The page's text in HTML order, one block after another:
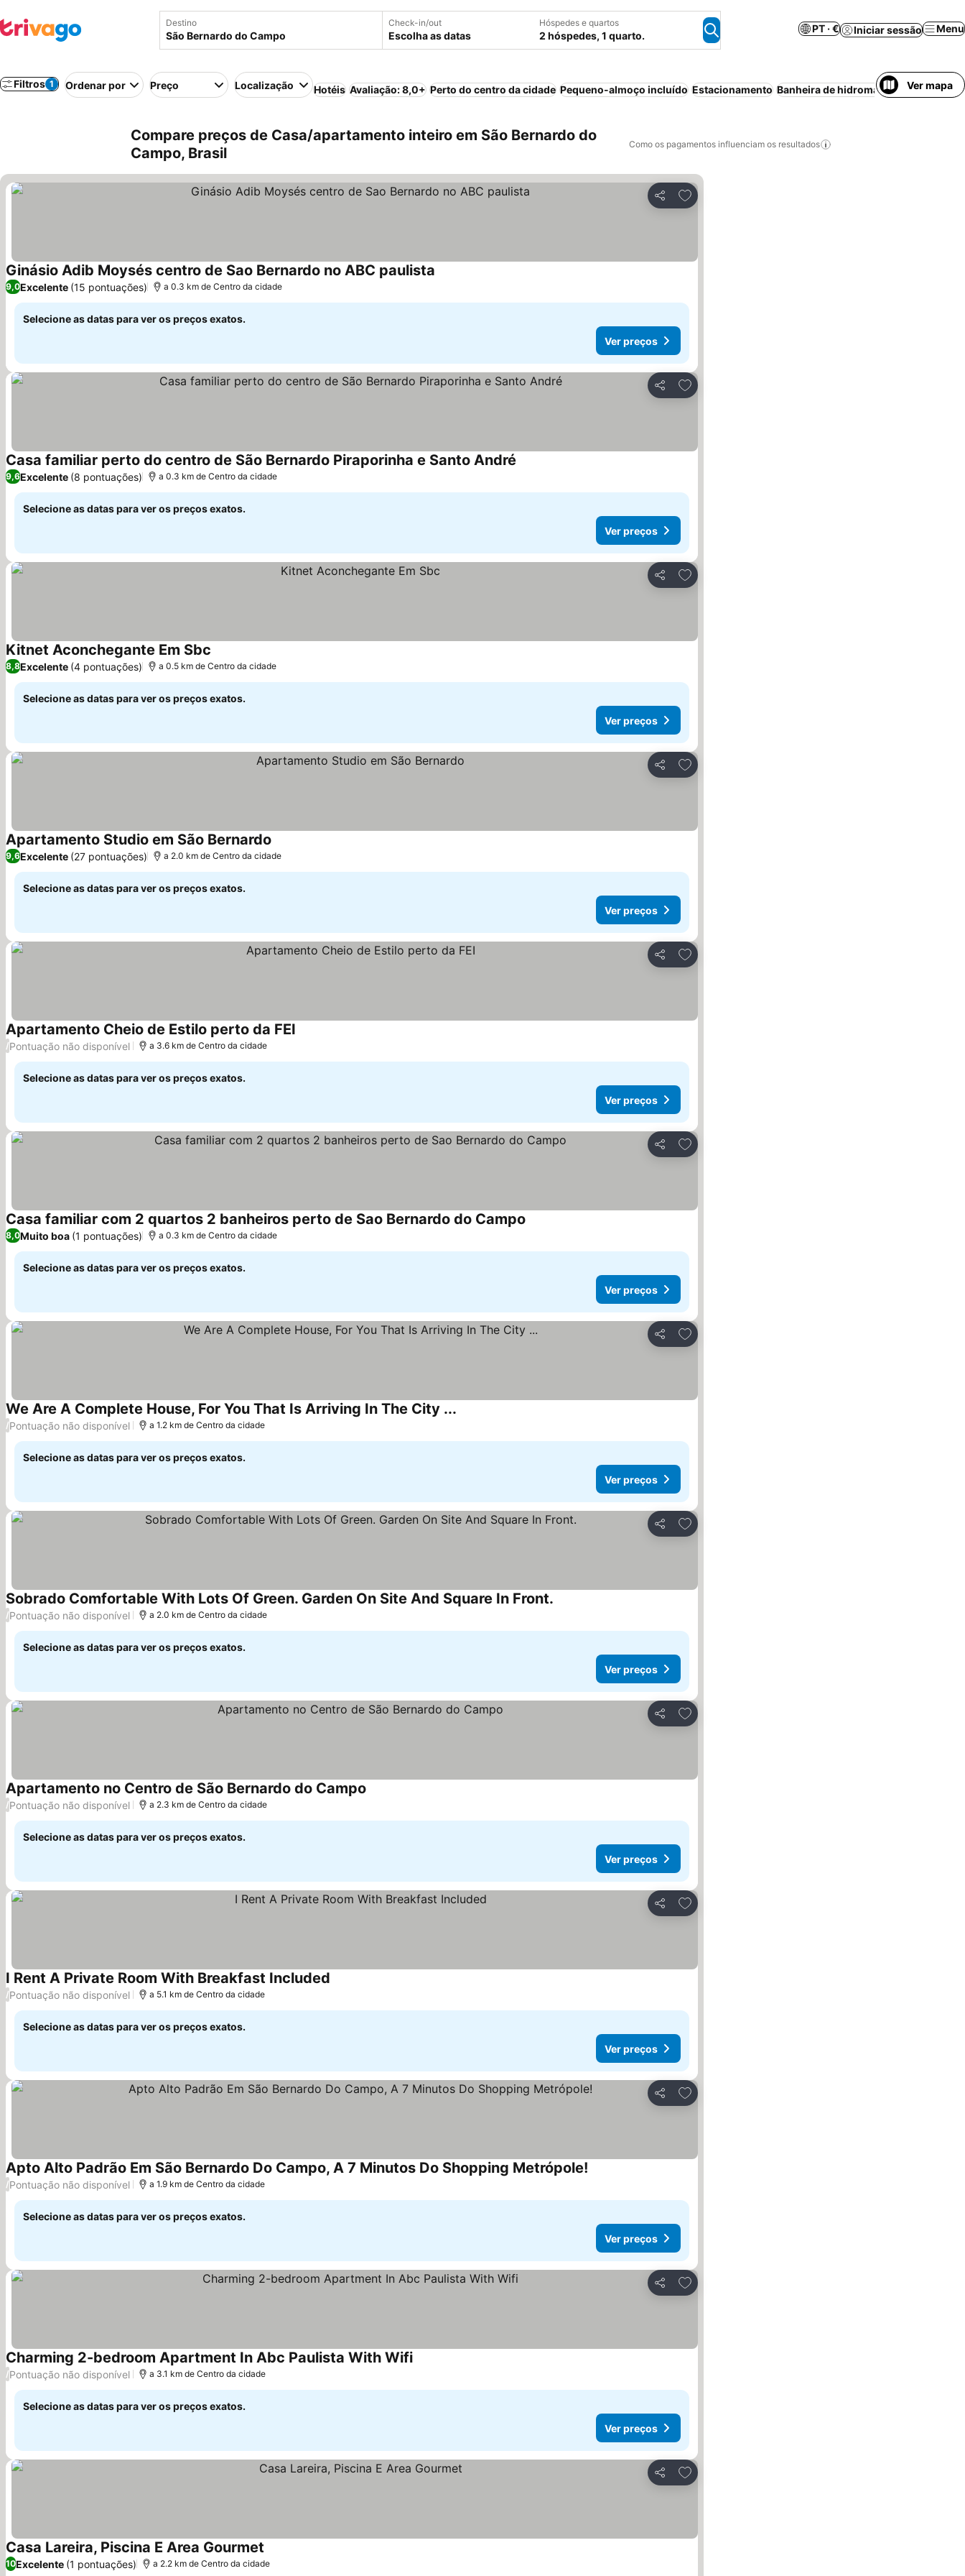
Destino Check-in/out
Escolha as datas
Hóspedes e quartos
2 hóspedes, 1 quarto.
PT · € Iniciar sessão Menu
Filtros 1 Ordenar por Preço Localização Hotéis Avaliação: 8,0+ Perto do centro da cidade Pequeno-almoço incluído Estacionamento Banheira de hidromassagem Wi-fi
Ver mapa
Compare preços de Casa/apartamento inteiro em São Bernardo do
Campo, Brasil
Como os pagamentos influenciam os resultados
Partilhar
Adicionar aos favoritos
Ginásio Adib Moysés centro de Sao Bernardo no ABC paulista
9,0Excelente (15 pontuações) a 0.3 km de Centro da cidade
Selecione as datas para ver os preços exatos.
Ver preços
Partilhar
Adicionar aos favoritos
Casa familiar perto do centro de São Bernardo Piraporinha e Santo André
9,6Excelente (8 pontuações) a 0.3 km de Centro da cidade
Selecione as datas para ver os preços exatos.
Ver preços
Partilhar
Adicionar aos favoritos
Kitnet Aconchegante Em Sbc
8,8Excelente (4 pontuações) a 0.5 km de Centro da cidade
Selecione as datas para ver os preços exatos.
Ver preços
Partilhar
Adicionar aos favoritos
Apartamento Studio em São Bernardo
9,6Excelente (27 pontuações) a 2.0 km de Centro da cidade
Selecione as datas para ver os preços exatos.
Ver preços
Partilhar
Adicionar aos favoritos
Apartamento Cheio de Estilo perto da FEI
/Pontuação não disponível a 3.6 km de Centro da cidade
Selecione as datas para ver os preços exatos.
Ver preços
Partilhar
Adicionar aos favoritos
Casa familiar com 2 quartos 2 banheiros perto de Sao Bernardo do Campo
8,0Muito boa (1 pontuações) a 0.3 km de Centro da cidade
Selecione as datas para ver os preços exatos.
Ver preços
Partilhar
Adicionar aos favoritos
We Are A Complete House, For You That Is Arriving In The City ...
/Pontuação não disponível a 1.2 km de Centro da cidade
Selecione as datas para ver os preços exatos.
Ver preços
Partilhar
Adicionar aos favoritos
Sobrado Comfortable With Lots Of Green. Garden On Site And Square In Front.
/Pontuação não disponível a 2.0 km de Centro da cidade
Selecione as datas para ver os preços exatos.
Ver preços
Partilhar
Adicionar aos favoritos
Apartamento no Centro de São Bernardo do Campo
/Pontuação não disponível a 2.3 km de Centro da cidade
Selecione as datas para ver os preços exatos.
Ver preços
Partilhar
Adicionar aos favoritos
I Rent A Private Room With Breakfast Included
/Pontuação não disponível a 5.1 km de Centro da cidade
Selecione as datas para ver os preços exatos.
Ver preços
Partilhar
Adicionar aos favoritos
Apto Alto Padrão Em São Bernardo Do Campo, A 7 Minutos Do Shopping Metrópole!
/Pontuação não disponível a 1.9 km de Centro da cidade
Selecione as datas para ver os preços exatos.
Ver preços
Partilhar
Adicionar aos favoritos
Charming 2-bedroom Apartment In Abc Paulista With Wifi
/Pontuação não disponível a 3.1 km de Centro da cidade
Selecione as datas para ver os preços exatos.
Ver preços
Partilhar
Adicionar aos favoritos
Casa Lareira, Piscina E Area Gourmet
10Excelente (1 pontuações) a 2.2 km de Centro da cidade